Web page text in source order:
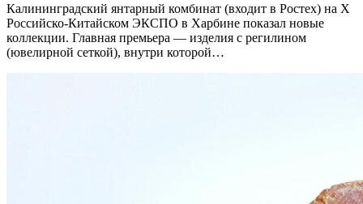
Калининградский янтарный комбинат (входит в Ростех) на X
Российско-Китайском ЭКСПО в Харбине показал новые
коллекции. Главная премьера — изделия с регилином
(ювелирной сеткой), внутри которой…